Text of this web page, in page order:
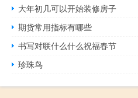
大年初几可以开始装修房子
期货常用指标有哪些
书写对联什么什么祝福春节
珍珠鸟